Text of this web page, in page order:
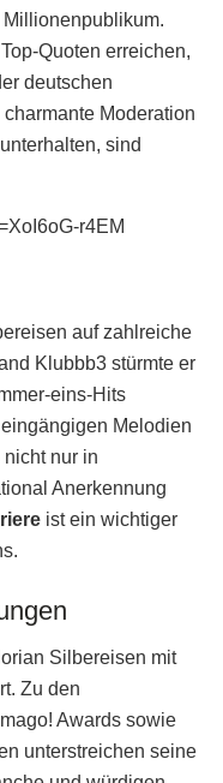
Millionenpublikum.
Quoten erreichen,
deutschen
Moderation
sind
r4EM
auf zahlreiche
Klubbb3 stürmte er
eins-Hits
Melodien
nur in
Anerkennung
ist ein wichtiger
Silbereisen mit
Zu den
Awards sowie
unterstreichen seine